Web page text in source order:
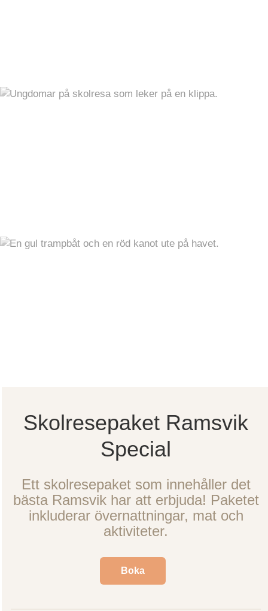
Skolresepaket Ramsvik
Special
Ett skolresepaket som innehåller det
bästa Ramsvik har att erbjuda! Paketet
inkluderar övernattningar, mat och
aktiviteter.
Boka